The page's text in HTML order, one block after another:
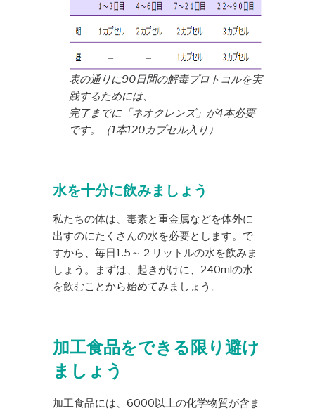
表の通りに90日間の解毒プロトコルを実
践するためには、
完了までに「ネオクレンズ」が4本必要
です。（1本120カプセル入り）
水を十分に飲みましょう
私たちの体は、毒素と重金属などを体外に
出すのにたくさんの水を必要とします。で
すから、毎日1.5～２リットルの水を飲みま
しょう。まずは、起きがけに、240mlの水
を飲むことから始めてみましょう。
加工食品をできる限り避け
ましょう
加工食品には、6000以上の化学物質が含ま